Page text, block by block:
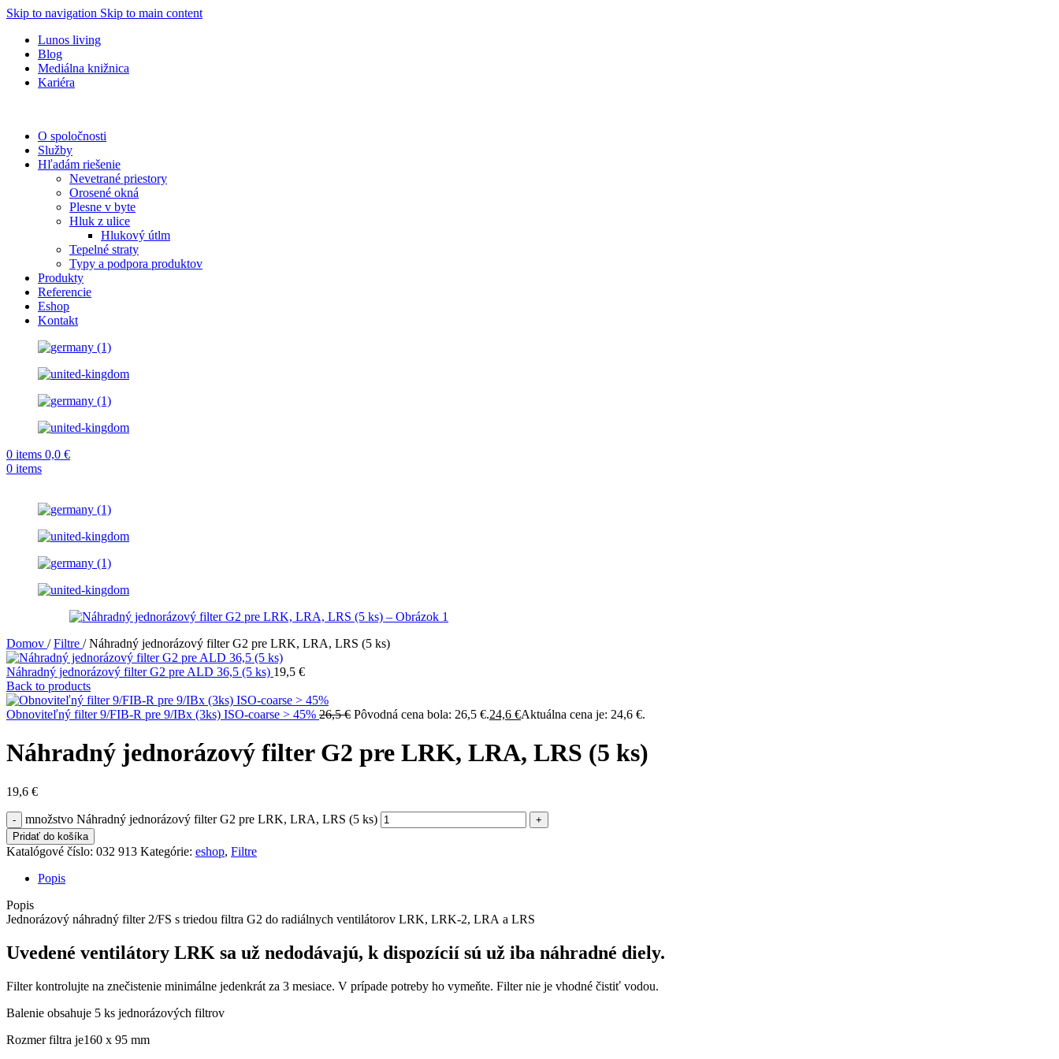
Skip to navigation Skip to main content
Lunos living
Blog
Mediálna knižnica
Kariéra
O spoločnosti
Služby
Hľadám riešenie
Nevetrané priestory
Orosené okná
Plesne v byte
Hluk z ulice
Hlukový útlm
Tepelné straty
Typy a podpora produktov
Produkty
Referencie
Eshop
Kontakt
0 items 0,0 €
0 items
Domov / Filtre / Náhradný jednorázový filter G2 pre LRK, LRA, LRS (5 ks)
Náhradný jednorázový filter G2 pre ALD 36,5 (5 ks) 19,5 €
Back to products
Obnoviteľný filter 9/FIB-R pre 9/IBx (3ks) ISO-coarse > 45% 26,5€ Pôvodná cena bola: 26,5 €.24,6 €Aktuálna cena je: 24,6 €.
Náhradný jednorázový filter G2 pre LRK, LRA, LRS (5 ks)
19,6 €
- množstvo Náhradný jednorázový filter G2 pre LRK, LRA, LRS (5 ks)
+
Pridať do košíka
Katalógové číslo: 032 913 Kategórie: eshop, Filtre
Popis
Popis
Jednorázový náhradný filter 2/FS s triedou filtra G2 do radiálnych ventilátorov LRK, LRK-2, LRA a LRS
Uvedené ventilátory LRK sa už nedodávajú, k dispozícií sú už iba náhradné diely.
Filter kontrolujte na znečistenie minimálne jedenkrát za 3 mesiace. V prípade potreby ho vymeňte. Filter nie je vhodné čistiť vodou.
Balenie obsahuje 5 ks jednorázových filtrov
Rozmer filtra je160 x 95 mm